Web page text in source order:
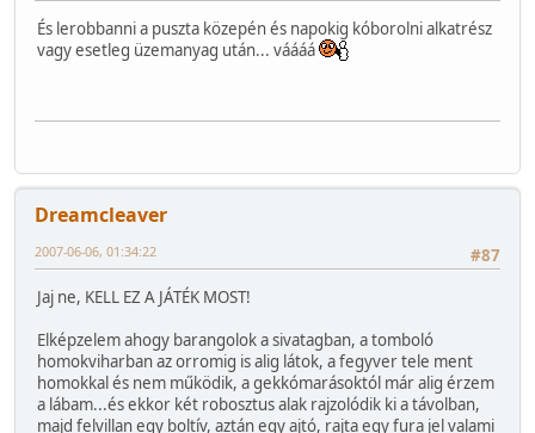
És lerobbanni a puszta közepén és napokig kóborolni alkatrész
vagy esetleg üzemanyag után... váááá
Dreamcleaver
#87
2007-06-06, 01:34:22
Jaj ne, KELL EZ A JÁTÉK MOST!
Elképzelem ahogy barangolok a sivatagban, a tomboló
homokviharban az orromig is alig látok, a fegyver tele ment
homokkal és nem működik, a gekkómarásoktól már alig érzem
a lábam...és ekkor két robosztus alak rajzolódik ki a távolban,
majd felvillan egy boltív, aztán egy ajtó, rajta egy fura jel valami